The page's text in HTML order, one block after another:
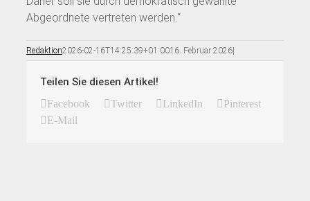
Abgeordnete vertreten werden.“
Redaktion2026-02-16T14:25:39+01:0016. Februar 2026|
Teilen Sie diesen Artikel!
Facebook Twitter LinkedIn
Pinterest
E-Mail